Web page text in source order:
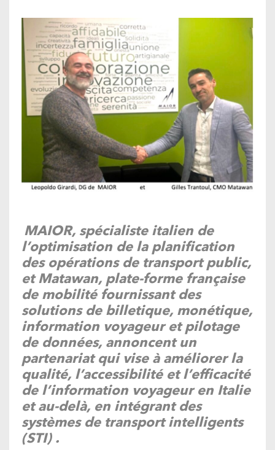
MAIOR, spécialiste italien de
l’optimisation de la planification
des opérations de transport public,
et Matawan, plate-forme française
de mobilité fournissant des
solutions de billetique, monétique,
information voyageur et pilotage
de données, annoncent un
partenariat qui vise à améliorer la
qualité, l’accessibilité et l’efficacité
de l’information voyageur en Italie
et au-delà, en intégrant des
systèmes de transport intelligents
(STI) .